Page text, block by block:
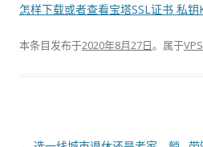
怎样下载或者查看宝塔SSL证书 私
本条目发布于2020年8月27日。属于VPS